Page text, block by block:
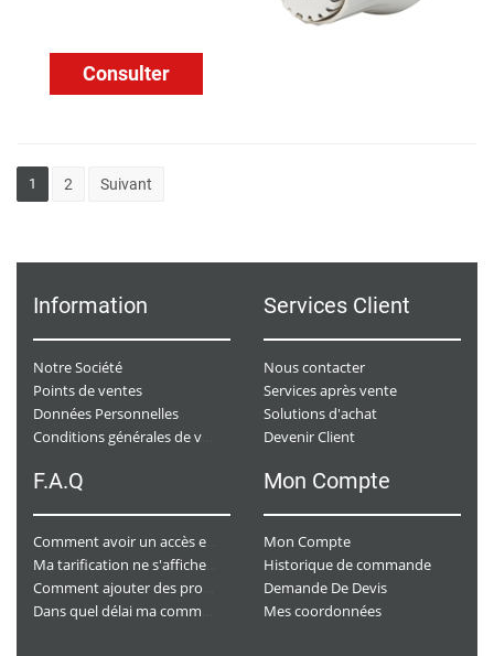
Consulter
1 2 Suivant
Information
Notre Société
Points de ventes
Données Personnelles
Services Client
Nous contacter
Services après vente
Solutions d'achat
Devenir Client
F.A.Q Mon Compte
Mon Compte
Historique de commande
Demande De Devis
Mes coordonnées